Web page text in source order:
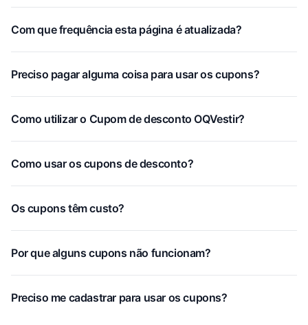
Com que frequência esta página é atualizada?
Preciso pagar alguma coisa para usar os cupons?
Como utilizar o Cupom de desconto OQVestir?
Como usar os cupons de desconto?
Os cupons têm custo?
Por que alguns cupons não funcionam?
Preciso me cadastrar para usar os cupons?